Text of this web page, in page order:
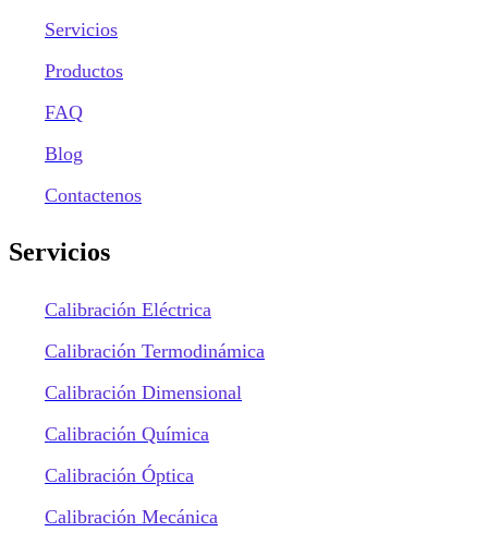
Servicios
Productos
FAQ
Blog
Contactenos
Servicios
Calibración Eléctrica
Calibración Termodinámica
Calibración Dimensional
Calibración Química
Calibración Óptica
Calibración Mecánica